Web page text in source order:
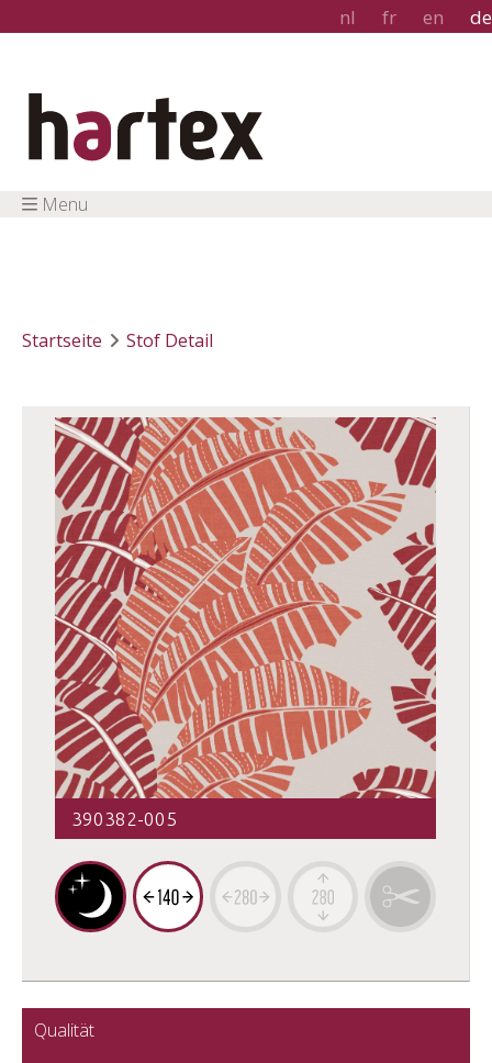
nl fr en de
Menu
Startseite Stof Detail
390382-005
Qualität